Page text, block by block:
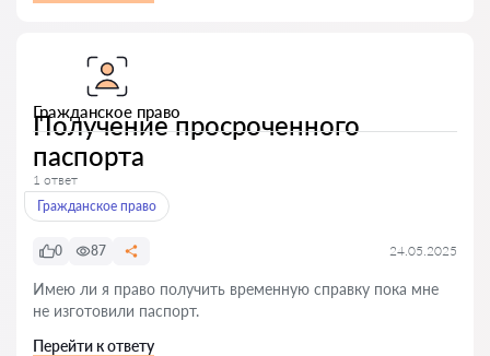
Гражданское право
Получение просроченного
паспорта
1 ответ
Гражданское право
0 87 24.05.2025
Имею ли я право получить временную справку пока мне
не изготовили паспорт.
Перейти к ответу